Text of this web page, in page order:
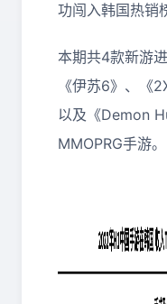
功闯入韩国热销
本期共4款新游
《伊苏6》、《
以及《Demon
MMOPRG手游。